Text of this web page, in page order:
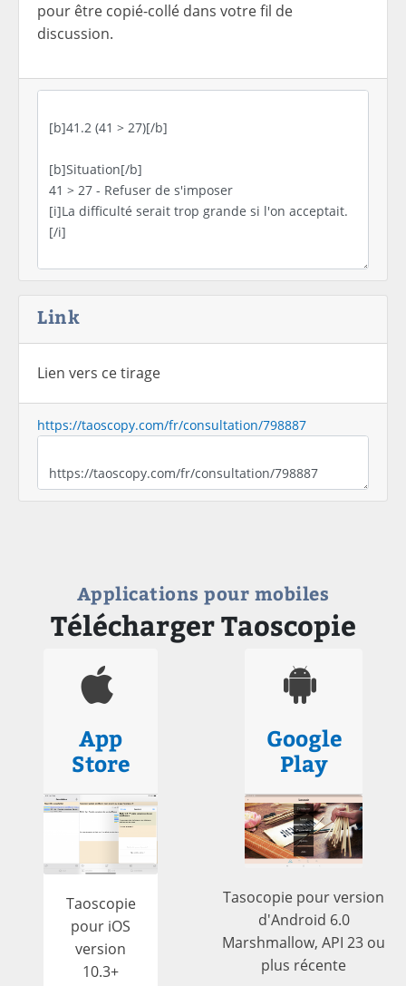
pour être copié-collé dans votre fil de
discussion.
Link
Lien vers ce tirage
https://taoscopy.com/fr/consultation/798887
Applications pour mobiles
Télécharger Taoscopie
App
Store
Taoscopie
pour iOS
version
10.3+
Google
Play
Tasocopie pour version
d'Android 6.0
Marshmallow, API 23 ou
plus récente